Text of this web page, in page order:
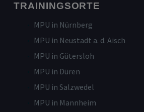
TRAININGSORTE
MPU in Nürnberg
MPU in Neustadt a. d. Aisch
MPU in Gütersloh
MPU in Düren
MPU in Salzwedel
MPU in Mannheim